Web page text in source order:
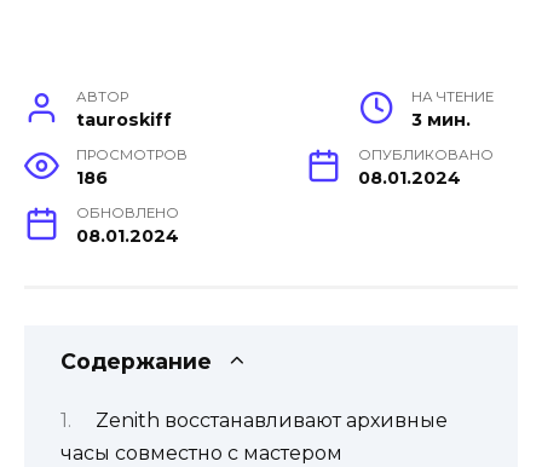
АВТОР
tauroskiff
НА ЧТЕНИЕ
3 мин.
ПРОСМОТРОВ
186
ОПУБЛИКОВАНО
08.01.2024
ОБНОВЛЕНО
08.01.2024
Содержание
Zenith восстанавливают архивные
часы совместно с мастером